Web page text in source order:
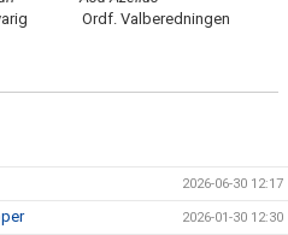
Ordf. Valberedningen
2026-06-30 12:17
2026-01-30 12:30